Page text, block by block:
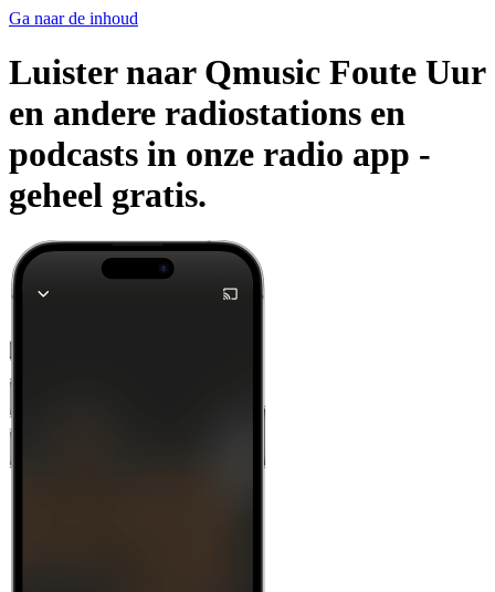
Ga naar de inhoud
Luister naar Qmusic Foute Uur
en andere radiostations en
podcasts in onze radio app -
geheel gratis.